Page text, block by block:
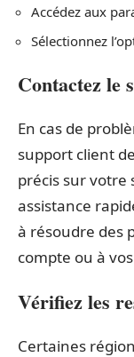
Accédez aux
Sélectionnez
Contactez le
En cas de
support client
précis sur
assistance
à résoudre des
compte ou à
Vérifiez les
Certaines